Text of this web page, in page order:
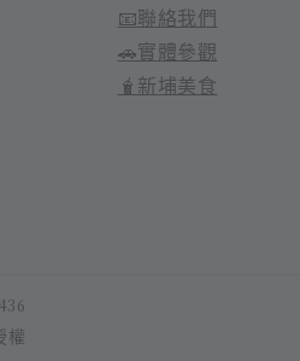
📧聯絡我們
🚗實體參觀
🧋新埔美食
權